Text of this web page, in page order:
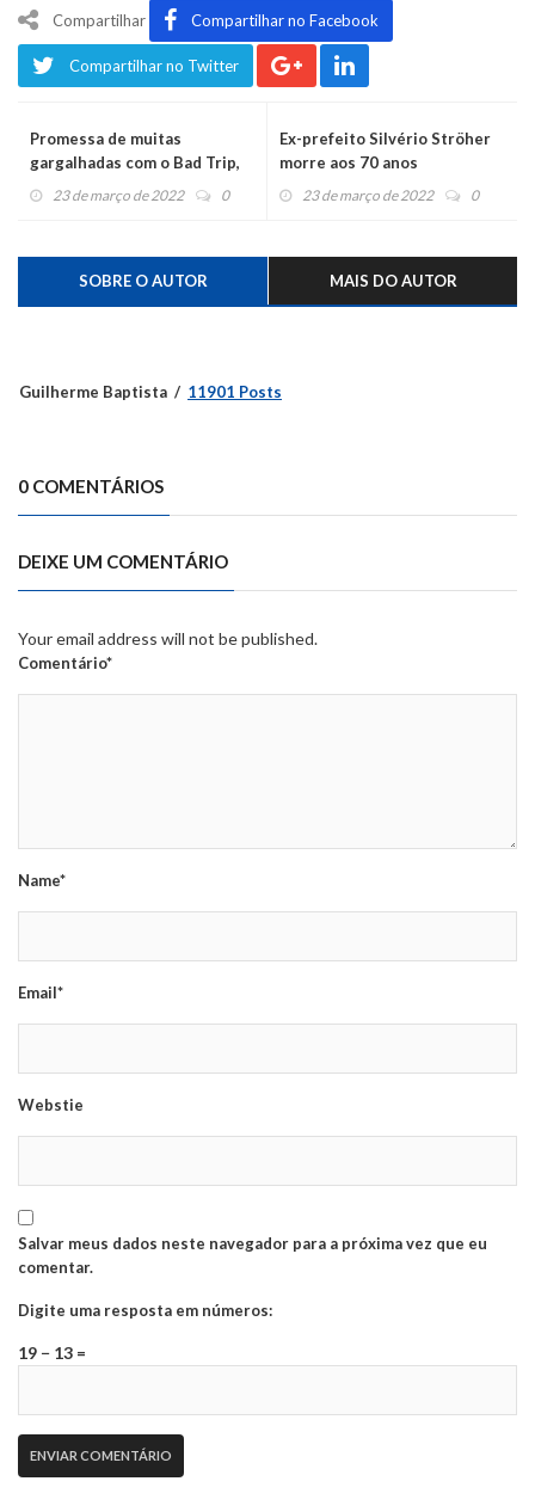
Compartilhar Compartilhar no Facebook
Compartilhar no Twitter
Promessa de muitas
gargalhadas com o Bad Trip,
sexta, no Centro de Cultura
23 de março de 2022 0
Ex-prefeito Silvério Ströher
morre aos 70 anos
23 de março de 2022 0
SOBRE O AUTOR MAIS DO AUTOR
Guilherme Baptista 11901 Posts
0 COMENTÁRIOS
DEIXE UM COMENTÁRIO
Your email address will not be published.
Comentário*
Name*
Email*
Webstie
Salvar meus dados neste navegador para a próxima vez que eu
comentar.
Digite uma resposta em números:
19 − 13 =